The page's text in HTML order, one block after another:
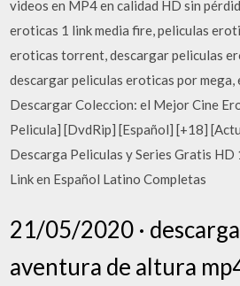
videos en MP4 en calidad HD sin
eroticas 1 link media fire, peliculas
eroticas torrent, descargar peliculas
descargar peliculas eroticas por
Descargar Coleccion: el Mejor Cine
Pelicula] [DvdRip] [Español] [+18]
Descarga Peliculas y Series Gratis HD
Link en Español Latino Completas
21/05/2020 ·
aventura de altura